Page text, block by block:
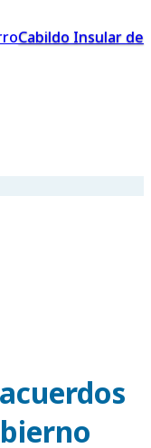
Cabildo Insular de